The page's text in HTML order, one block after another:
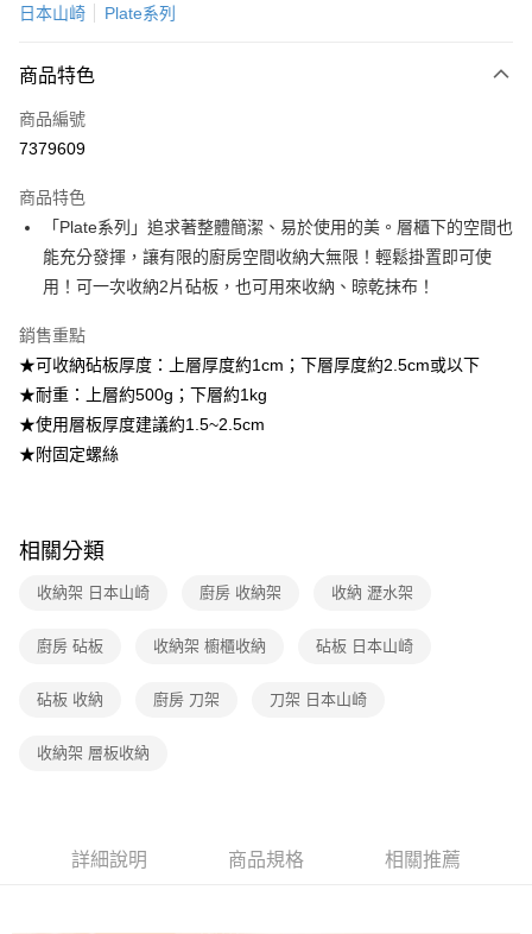
成交易。
4.訂單成立30分鐘內，如未前往確認交易或遇審核未通過，訂單將自動取
消。如遇「轉專審核」未通過狀況，表示未達大哥付你分期系統評分，恕無
【繳款方式說明】
1.分期款項不併入電信帳單，「大哥付你分期」於每月結算日後寄送繳費提
2.透過簡訊連結打開帳單後，可選擇「超商條碼／台灣大直營門市／銀行轉
【注意事項】
1.本服務係由「台灣大哥大股份有限公司」（以下簡稱本公司）所提供，讓
用戶於交易時，得透過本服務購買商品或服務，並由商店將買賣／分期付款
2.基於同意付款使用「大哥付你分期」之契約關係目的，商店將以您的個人
資料（包含姓名、電話或地址）提供予台灣大哥大進項蒐集、處理及利用，
由本公司與您本人進行分期帳單所需資料之確認、核對及更正。
3.完整用戶服務條款，請詳閱以下連結：
運送方式
每筆NT$150，滿NT$299(含以上)免運費
日本山崎 Plate系列
商品特色
商品編號
7379609
商品特色
「Plate系列」追求著整體簡潔、易於使用的美。層櫃下的空間也
能充分發揮，讓有限的廚房空間收納大無限！輕鬆掛置即可使
用！可一次收納2片砧板，也可用來收納、晾乾抹布！
銷售重點
★可收納砧板厚度：上層厚度約1cm；下層厚度約2.5cm或以下
★耐重：上層約500g；下層約1kg
★使用層板厚度建議約1.5~2.5cm
★附固定螺絲
相關分類
收納架 日本山崎 廚房 收納架 收納 瀝水架
廚房 砧板 收納架 櫥櫃收納 砧板 日本山崎
砧板 收納 廚房 刀架 刀架 日本山崎
收納架 層板收納
詳細說明 商品規格 相關推薦